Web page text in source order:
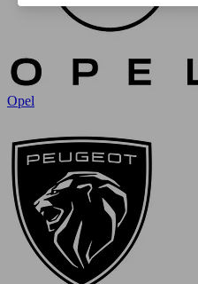
Opel